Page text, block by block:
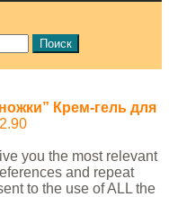
Поиск
Крем-гель для
2.90
you the most relevant
and repeat
to the use of ALL the